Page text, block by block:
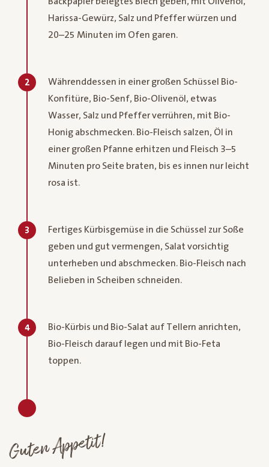
Harissa-Gewürz, Salz und Pfeffer würzen und
20–25 Minuten im Ofen garen.​
2
Währenddessen in einer großen Schüssel Bio-
Konfitüre, Bio-Senf, Bio-Olivenöl, etwas
Wasser, Salz und Pfeffer verrühren, mit Bio-
Honig abschmecken.​ Bio-Fleisch salzen, Öl in
einer großen Pfanne erhitzen und Fleisch 3–5
Minuten pro Seite braten, bis es innen nur leicht
rosa ist.​
3
Fertiges Kürbisgemüse in die Schüssel zur Soße
geben und gut vermengen, Salat vorsichtig
unterheben und abschmecken. Bio-Fleisch nach
Belieben in Scheiben schneiden.​
4
Bio-Kürbis und Bio-Salat auf Tellern anrichten,
Bio-Fleisch darauf legen und mit Bio-Feta
toppen.​
Guten Appetit!